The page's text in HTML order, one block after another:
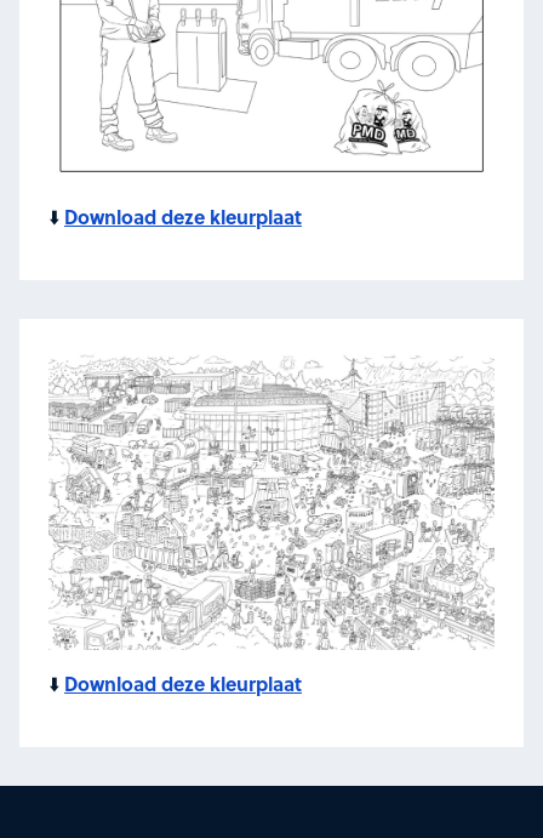
⬇️ Download deze kleurplaat
⬇️ Download deze kleurplaat